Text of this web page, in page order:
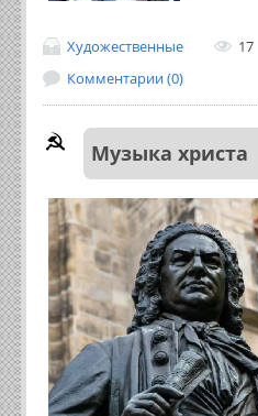
Художественные 17
Комментарии (0)
Музыка христа